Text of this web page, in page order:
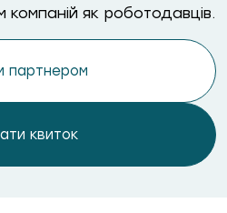
компаній як роботодавців.
партнером
квиток